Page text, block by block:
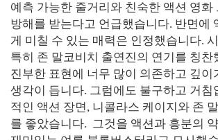
예측 가능한 줄거리와 친숙한 액션 영화
방해를 받는다고 언급했습니다. 반면에
게 미칠 수 있는 매력은 인정했습니다.
특히 존 말코비치 출연진의 연기를 칭찬
진부한 표현에 너무 많이 의존하고 깊이
생각이 듭니다. 그럼에도 불구하고 거침
적인 액션 장면, 니콜라스 케이지와 존
를 좋았습니다. 그것을 액션과 흥분의